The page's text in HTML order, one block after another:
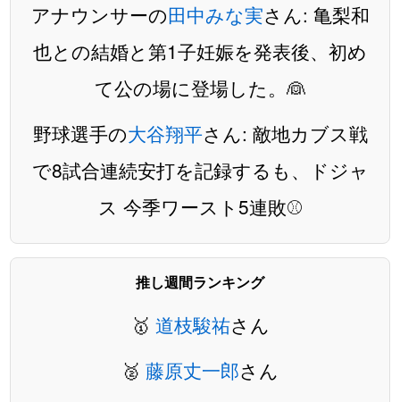
アナウンサーの田中みな実さん: 亀梨和
也との結婚と第1子妊娠を発表後、初め
て公の場に登場した。👰
野球選手の大谷翔平さん: 敵地カブス戦
で8試合連続安打を記録するも、ドジャ
ス 今季ワースト5連敗⚾️
推し週間ランキング
🥇 道枝駿祐さん
🥈 藤原丈一郎さん